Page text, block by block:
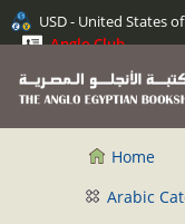
USD - United States
Anglo Club
Home
Arabic